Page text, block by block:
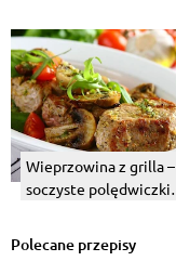
Wieprzowina z grilla –
soczyste polędwiczki
kaszanka.
Polecane przepisy